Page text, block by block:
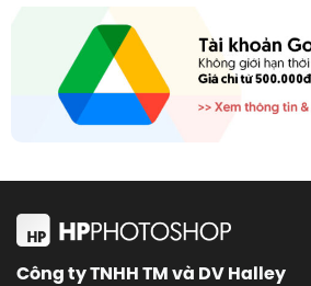
Công ty TNHH TM và DV Halley